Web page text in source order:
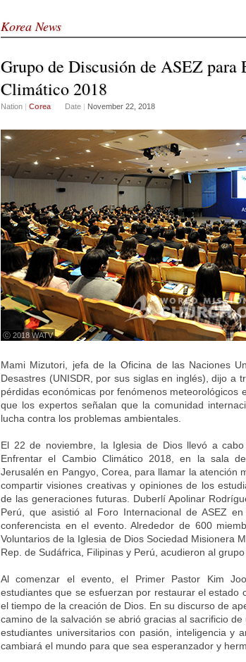
Korea News
Grupo de Discusión de ASEZ
Climático 2018
Nation | Corea Date | November 22, 2018
ⓒ 2018 WATV
Mami Mizutori, jefa de la Oficina de las Naciones
Desastres (UNISDR, por sus siglas en inglés), dijo a
pérdidas económicas por fenómenos meteorológicos
que los expertos señalan que la comunidad
lucha contra los problemas ambientales.
El 22 de noviembre, la Iglesia de Dios llevó a
Enfrentar el Cambio Climático 2018, en la sala
Jerusalén en Pangyo, Corea, para llamar la atención
compartir visiones creativas y opiniones de los
de las generaciones futuras. Duberlí Apolinar
Perú, que asistió al Foro Internacional de ASEZ
conferencista en el evento. Alrededor de 600
Voluntarios de la Iglesia de Dios Sociedad Misionera
Rep. de Sudáfrica, Filipinas y Perú, acudieron al grupo
Al comenzar el evento, el Primer Pastor Kim
estudiantes que se esfuerzan por restaurar el estado
el tiempo de la creación de Dios. En su discurso de
camino de la salvación se abrió gracias al sacrificio
estudiantes universitarios con pasión, inteligencia y
cambiará el mundo para que sea esperanzador y